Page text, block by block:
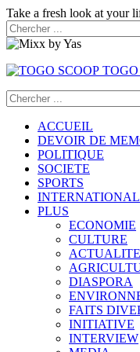
Take a fresh look at your
TOGO
ACCUEIL
DEVOIR DE
POLITIQUE
SOCIETE
SPORTS
INTERNATIONAL
PLUS
ECONOMIE
CULTURE
DIASPORA
FAITS
INITIATIVE
INTERVIEW